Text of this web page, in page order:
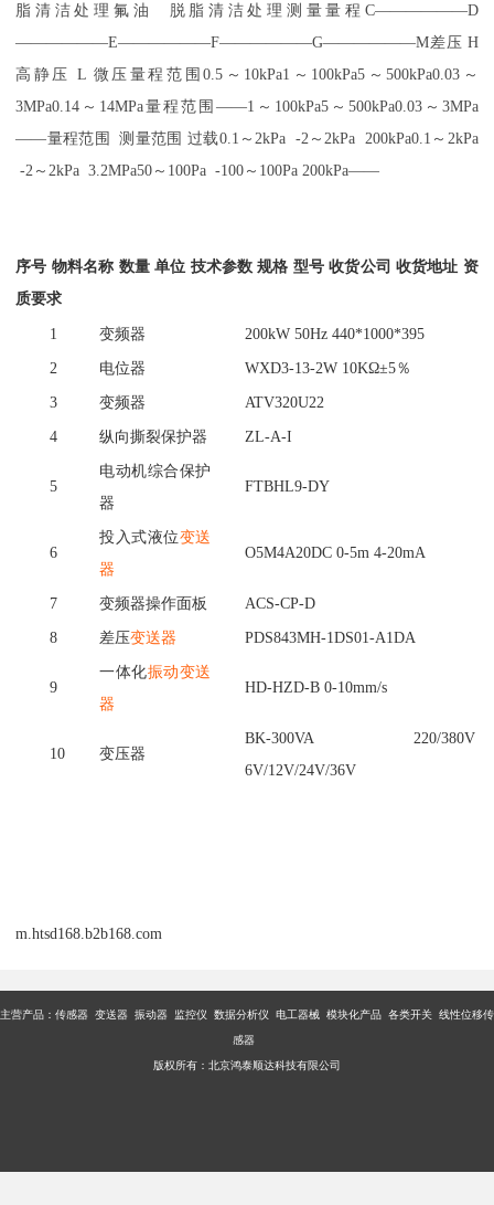
脂清洁处理 氟油 脱脂清洁处理 测量量程 C——————D
——————E——————F——————G——————M差压 H
高静压 L 微压量程范围0.5～10kPa1～100kPa5～500kPa0.03～
3MPa0.14～14MPa量程范围 ——1～100kPa5～500kPa0.03～3MPa
——量程范围 测量范围 过载0.1～2kPa -2～2kPa 200kPa0.1～2kPa
-2～2kPa 3.2MPa50～100Pa -100～100Pa 200kPa——
物料名称 数量 单位 技术参数 规格 型号 收货公司 收货地址
变频器
WXD3-13-2W 10KΩ±5％
ATV320U22
6
器
8 差压 变送器 PDS843MH-1DS01-A1DA
HD-HZD-B 0-10mm/s